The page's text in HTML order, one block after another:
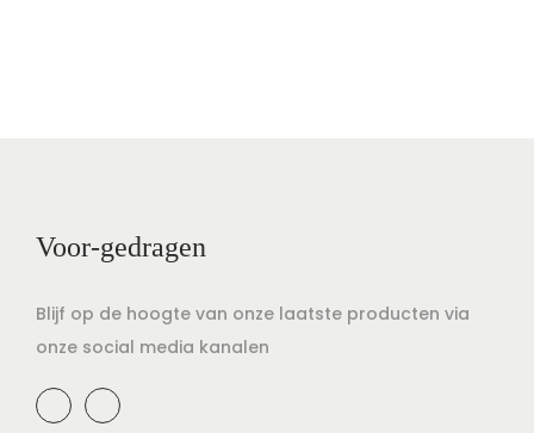
Voor-gedragen
Blijf op de hoogte van onze laatste producten via
onze social media kanalen